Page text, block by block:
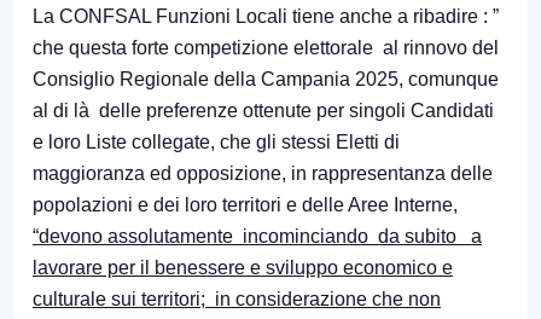
La CONFSAL Funzioni Locali tiene anche a ribadire : ”
che questa forte competizione elettorale al rinnovo del
Consiglio Regionale della Campania 2025, comunque
al di là delle preferenze ottenute per singoli Candidati
e loro Liste collegate, che gli stessi Eletti di
maggioranza ed opposizione, in rappresentanza delle
popolazioni e dei loro territori e delle Aree Interne,
“devono assolutamente incominciando da subito a
lavorare per il benessere e sviluppo economico e
culturale sui territori; in considerazione che non